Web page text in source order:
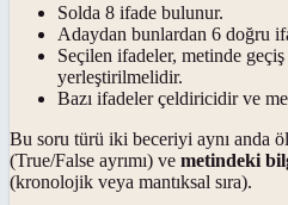
Solda 8 ifade bulunur.
Adaydan bunlardan 6 doğru
Seçilen ifadeler, metinde geçiş
yerleştirilmelidir.
Bazı ifadeler çeldiricidir ve
Bu soru türü iki beceriyi aynı anda
(True/False ayrımı) ve metindeki
(kronolojik veya mantıksal sıra).